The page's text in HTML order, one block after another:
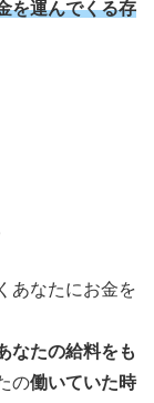
を運んでくる存
あなたにお金を
なたの給料をも
の働いていた時